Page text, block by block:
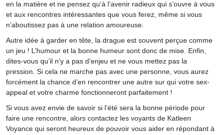
en la matière et ne pensez qu’à l’avenir radieux qui s’ouvre à vous
et aux rencontres intéressantes que vous ferez, même si vous
n’aboutissez pas à une relation amoureuse.
Autre idée à garder en tête, la drague est souvent perçue comme
un jeu ! L’humour et la bonne humeur sont donc de mise. Enfin,
dites-vous qu’il n’y a pas d’enjeu et ne vous mettez pas la
pression. Si cela ne marche pas avec une personne, vous aurez
forcément la chance d’en rencontrer une autre sur qui votre sex-
appeal et votre charme fonctionneront parfaitement !
Si vous avez envie de savoir si l’été sera la bonne période pour
faire une rencontre, alors contactez les voyants de Katleen
Voyance qui seront heureux de pouvoir vous aider en répondant à